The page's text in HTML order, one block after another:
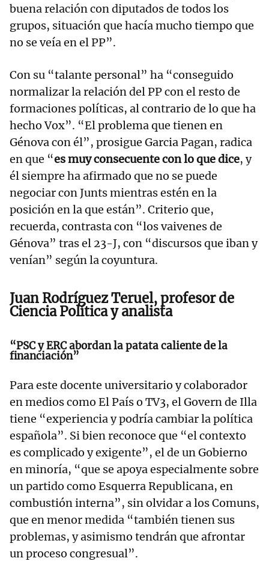
buena relación con diputados de todos los
grupos, situación que hacía mucho tiempo que
no se veía en el PP”.
Con su “talante personal” ha “conseguido
normalizar la relación del PP con el resto de
formaciones políticas, al contrario de lo que ha
hecho Vox”. “El problema que tienen en
Génova con él”, prosigue Garcia Pagan, radica
en que “es muy consecuente con lo que dice, y
él siempre ha afirmado que no se puede
negociar con Junts mientras estén en la
posición en la que están”. Criterio que,
recuerda, contrasta con “los vaivenes de
Génova” tras el 23-J, con “discursos que iban y
venían” según la coyuntura.
Juan Rodríguez Teruel, profesor de
Ciencia Política y analista
“PSC y ERC abordan la patata caliente de la
financiación”
Para este docente universitario y colaborador
en medios como El País o TV3, el Govern de Illa
tiene “experiencia y podría cambiar la política
española”. Si bien reconoce que “el contexto
es complicado y exigente”, el de un Gobierno
en minoría, “que se apoya especialmente sobre
un partido como Esquerra Republicana, en
combustión interna”, sin olvidar a los Comuns,
que en menor medida “también tienen sus
problemas, y asimismo tendrán que afrontar
un proceso congresual”.